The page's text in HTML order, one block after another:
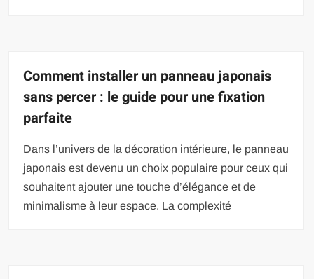
Comment installer un panneau japonais
sans percer : le guide pour une fixation
parfaite
Dans l’univers de la décoration intérieure, le panneau
japonais est devenu un choix populaire pour ceux qui
souhaitent ajouter une touche d’élégance et de
minimalisme à leur espace. La complexité